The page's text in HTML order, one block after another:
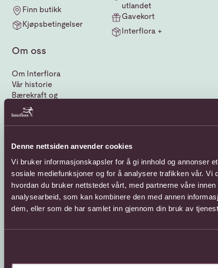
Denne nettsiden anvender cookies
Vi bruker informasjonskapsler for å gi innhold og annonser
sosiale mediefunksjoner og for å analysere trafikken vår. Vi
hvordan du bruker nettstedet vårt, med partnerne våre
analysearbeid, som kan kombinere den med annen
dem, eller som de har samlet inn gjennom din bruk av
Finn butikk
Kjøpsbetingelser
utlandet
Gavekort
Interflora +
Om oss
Om Interflora
Vår historie
Bærekraft og
samfunnsansvar
Humanitært fond
Interfloras kvalitetssjekk
butikk?
Varedeklarasjon for
tilleggsprodukter
Sosial
Instagram